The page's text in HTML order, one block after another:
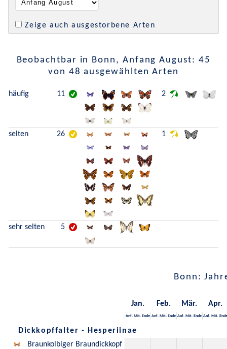
Zeige auch ausgestorbene Arten
Beobachtbar in Bonn, Anfang August: 45
von 48 ausgewählten Arten
häufig 11 2
selten 26 1
sehr selten 5
Bonn:
Jan. Feb. Mär. Apr.
Anf. Mit. Ende Anf. Mit. Ende Anf. Mit. Ende Anf. Mit. Ende
Dickkopffalter - Hesperiinae
Braunkolbiger Braundickkopf